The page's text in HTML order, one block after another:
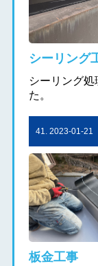
シーリング
シーリング処
た。
41. 2023-01-21
板金工事